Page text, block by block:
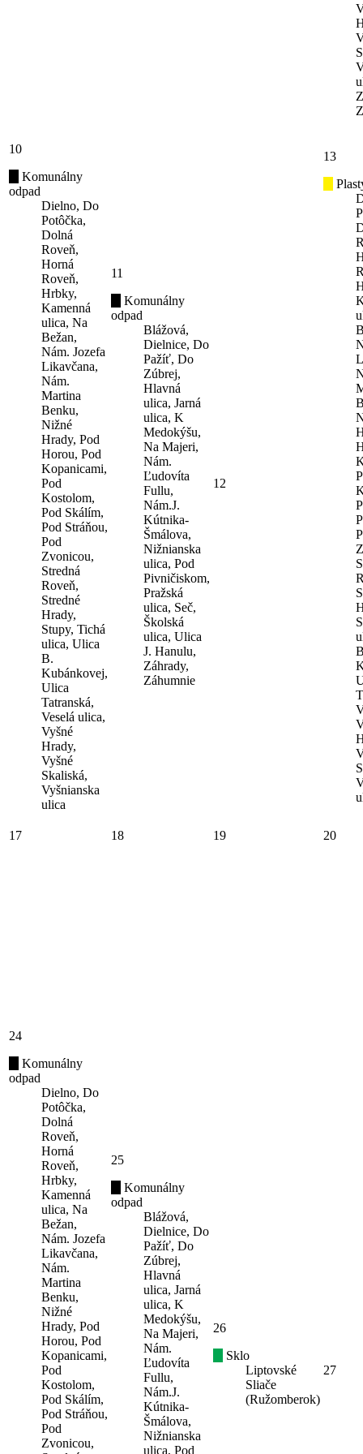
10
Komunálny
odpad
Dielno, Do
Potôčka,
Dolná
Roveň,
Horná
Roveň,
Hrbky,
Kamenná
ulica, Na
Bežan,
Nám. Jozefa
Likavčana,
Nám.
Martina
Benku,
Nižné
Hrady, Pod
Horou, Pod
Kopanicami,
Pod
Kostolom,
Pod Skálím,
Pod Stráňou,
Pod
Zvonicou,
Stredná
Roveň,
Stredné
Hrady,
Stupy, Tichá
ulica, Ulica
B.
Kubánkovej,
Ulica
Tatranská,
Veselá ulica,
Vyšné
Hrady,
Vyšné
Skaliská,
Vyšnianska
ulica
11
Komunálny
odpad
Blážová,
Dielnice, Do
Pažíť, Do
Zúbrej,
Hlavná
ulica, Jarná
ulica, K
Medokýšu,
Na Majeri,
Nám.
Ľudovíta
Fullu,
Nám.J.
Kútnika-
Šmálova,
Nižnianska
ulica, Pod
Pivničiskom,
Pražská
ulica, Seč,
Školská
ulica, Ulica
J. Hanulu,
Záhrady,
Záhumnie
12
13
17 18 19 20
24
Komunálny
odpad
Dielno, Do
Potôčka,
Dolná
Roveň,
Horná
Roveň,
Hrbky,
Kamenná
ulica, Na
Bežan,
Nám. Jozefa
Likavčana,
Nám.
Martina
Benku,
Nižné
Hrady, Pod
Horou, Pod
Kopanicami,
Pod
Kostolom,
Pod Skálím,
Pod Stráňou,
Pod
Zvonicou,
25
Komunálny
odpad
Blážová,
Dielnice, Do
Pažíť, Do
Zúbrej,
Hlavná
ulica, Jarná
ulica, K
Medokýšu,
Na Majeri,
Nám.
Ľudovíta
Fullu,
Nám.J.
Kútnika-
Šmálova,
Nižnianska
ulica, Pod
26
Sklo
Liptovské
Sliače
(Ružomberok)
27